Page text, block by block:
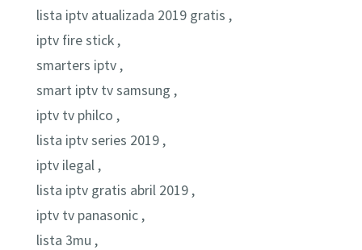
lista iptv atualizada 2019 gratis ,
iptv fire stick ,
smarters iptv ,
smart iptv tv samsung ,
iptv tv philco ,
lista iptv series 2019 ,
iptv ilegal ,
lista iptv gratis abril 2019 ,
iptv tv panasonic ,
lista 3mu ,